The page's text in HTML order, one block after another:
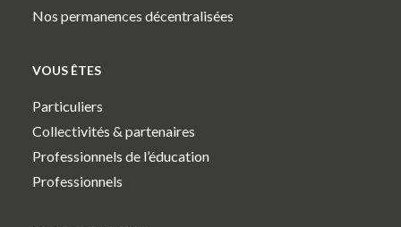
Nos permanences décentralisées
VOUS ÊTES
Particuliers
Collectivités & partenaires
Professionnels de l’éducation
Professionnels